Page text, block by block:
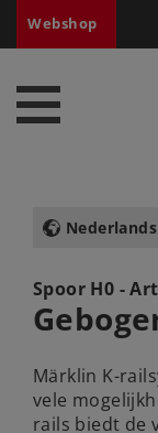
Webshop
Nederlands
Spoor H0 -
Märklin K-
vele
rails biedt de